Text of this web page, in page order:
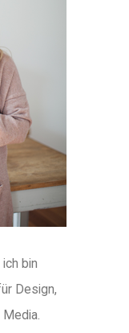
bin
Design,